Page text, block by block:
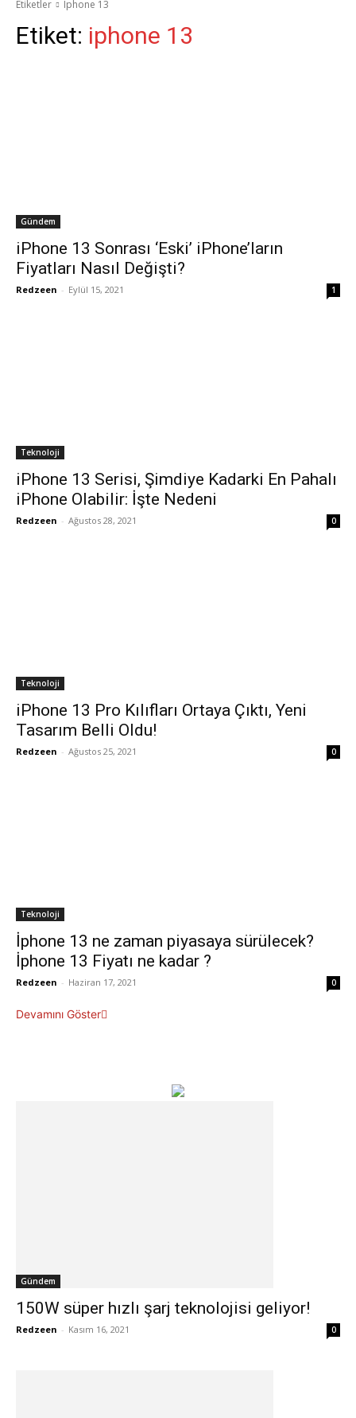
Etiketler Iphone 13
Etiket: iphone 13
Gündem
iPhone 13 Sonrası ‘Eski’ iPhone’ların
Fiyatları Nasıl Değişti?
Redzeen - Eylül 15, 2021 1
Teknoloji
iPhone 13 Serisi, Şimdiye Kadarki En Pahalı
iPhone Olabilir: İşte Nedeni
Redzeen - Ağustos 28, 2021 0
Teknoloji
iPhone 13 Pro Kılıfları Ortaya Çıktı, Yeni
Tasarım Belli Oldu!
Redzeen - Ağustos 25, 2021 0
Teknoloji
İphone 13 ne zaman piyasaya sürülecek?
İphone 13 Fiyatı ne kadar ?
Redzeen - Haziran 17, 2021 0
Devamını Göster
Gündem
150W süper hızlı şarj teknolojisi geliyor!
Redzeen - Kasım 16, 2021 0